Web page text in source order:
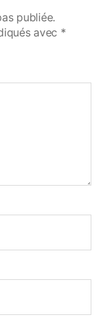
publiée.
avec *